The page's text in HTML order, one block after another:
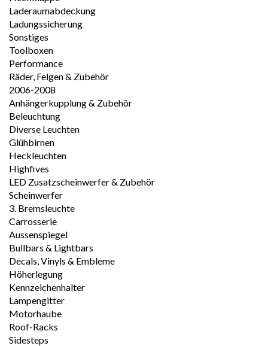
Laderaumabdeckung
Ladungssicherung
Sonstiges
Toolboxen
Performance
Räder, Felgen & Zubehör
2006-2008
Anhängerkupplung & Zubehör
Beleuchtung
Diverse Leuchten
Glühbirnen
Heckleuchten
Highfives
LED Zusatzscheinwerfer & Zubehör
Scheinwerfer
3. Bremsleuchte
Carrosserie
Aussenspiegel
Bullbars & Lightbars
Decals, Vinyls & Embleme
Höherlegung
Kennzeichenhalter
Lampengitter
Motorhaube
Roof-Racks
Sidesteps